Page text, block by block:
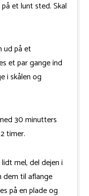
et lunt sted. Skal
ud på et
et par gange ind
i skålen og
30 minutters
timer.
mel, del dejen i
til aflange
på en plade og